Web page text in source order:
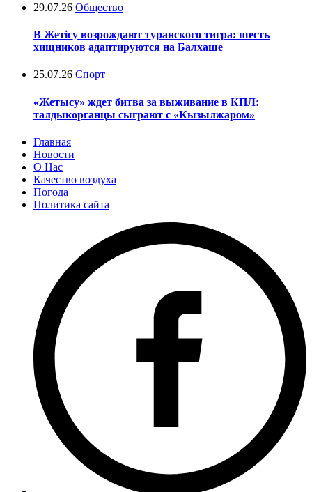
29.07.26 Общество
В Жетісу возрождают туранского тигра: шесть
хищников адаптируются на Балхаше
25.07.26 Спорт
«Жетысу» ждет битва за выживание в КПЛ:
талдыкорганцы сыграют с «Кызылжаром»
Главная
Новости
О Нас
Качество воздуха
Погода
Политика сайта